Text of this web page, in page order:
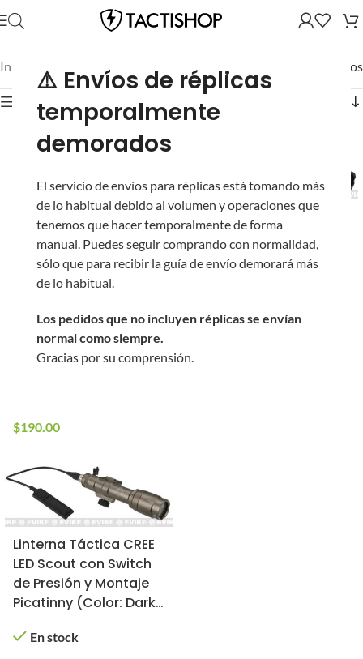
⚠️ Envíos de réplicas
temporalmente
demorados
El servicio de envíos para réplicas está tomando más
de lo habitual debido al volumen y operaciones que
tenemos que hacer temporalmente de forma
manual. Puedes seguir comprando con normalidad,
sólo que para recibir la guía de envío demorará más
de lo habitual.
Los pedidos que no incluyen réplicas se envían
normal como siempre.
Gracias por su comprensión.
Inicio Mostrando los 3 resultados
Mostrar filtros
Llave para Tuercas del
Buffer Tube en
Réplicas M4
En stock
$190.00
Linterna Táctica CREE
LED Scout con Switch
de Presión y Montaje
Linterna Táctica CREE
LED Scout con Switch
de Presión y Montaje
Picatinny (Color: Dark
En stock